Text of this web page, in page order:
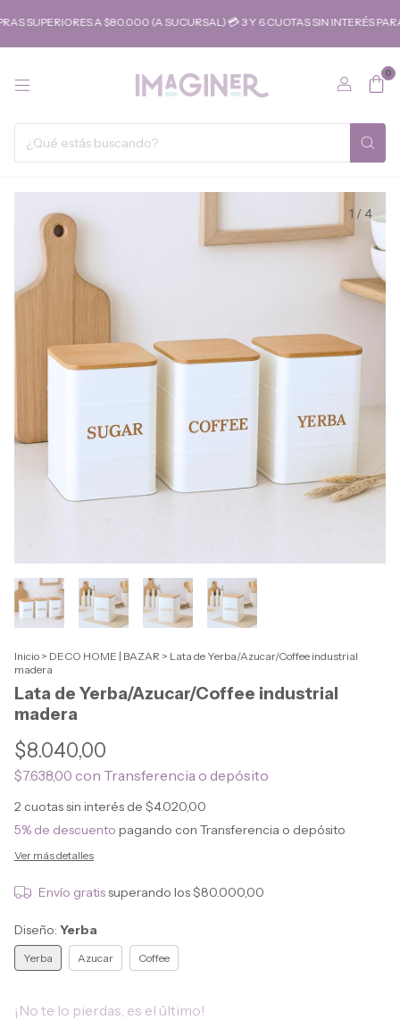
A $80.000 (A SUCURSAL) 💳 3 Y 6 CUOTAS SIN INTERÉS PARA
0
1 / 4
Inicio > DECO HOME | BAZAR > Lata de Yerba/Azucar/Coffee industrial
madera
Lata de Yerba/Azucar/Coffee industrial
madera
$8.040,00
$7.638,00 con Transferencia o depósito
2 cuotas sin interés de $4.020,00
5% de descuento pagando con Transferencia o depósito
Ver más detalles
Envío gratissuperando los$80.000,00
Diseño: Yerba
Yerba Azucar Coffee
¡No te lo pierdas, es el último!